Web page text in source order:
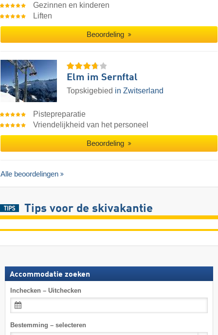
Gezinnen en kinderen
Liften
Beoordeling
Elm im Sernftal
Topskigebied in Zwitserland
Pistepreparatie
Vriendelijkheid van het personeel
Beoordeling
Alle beoordelingen
Tips voor de skivakantie
Accommodatie zoeken
Inchecken – Uitchecken
Bestemming – selecteren